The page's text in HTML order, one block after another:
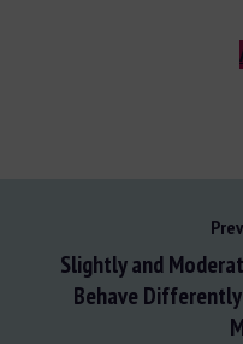
Slightly and
Behave